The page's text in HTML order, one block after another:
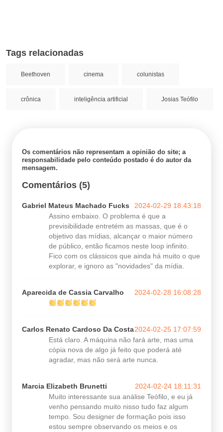
Tags relacionadas
Beethoven cinema colunistas
crônica inteligência artificial Josias Teófilo
Os comentários não representam a opinião do site; a
responsabilidade pelo conteúdo postado é do autor da
mensagem.
Comentários (5)
Gabriel Mateus Machado Fucks
2024-02-29 18:43:18
Assino embaixo. O problema é que a
previsibilidade entretém as massas, que é o
objetivo das mídias, alcançar o maior número
de público, então ficamos neste loop infinito.
Fico com os clássicos que ainda há muito o que
explorar, e ignoro as "novidades" da mídia.
Aparecida de Cassia Carvalho 2024-02-28 16:08:28
Carlos Renato Cardoso Da Costa2024-02-25 17:07:59
Está claro. A máquina não fará arte, mas uma
cópia nova de algo já feito que poderá até
agradar, mas não será arte nunca.
Marcia Elizabeth Brunetti
2024-02-24 18:11:31
Muito interessante sua análise Teófilo, e eu já
venho pensando muito nisso tudo faz algum
tempo. Sou designer de formação pois isso
estou sempre observando os meios e os